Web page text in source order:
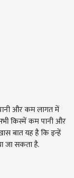
और कम लागत में
किस्में कम पानी और
बात यह है कि इन्हें
जा सकता है.